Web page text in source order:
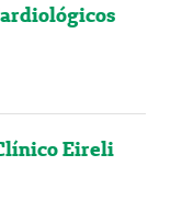
Eireli